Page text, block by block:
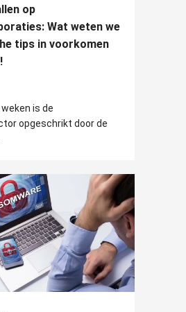
op
Wat weten we
tips in voorkomen
is de
opgeschrikt door de